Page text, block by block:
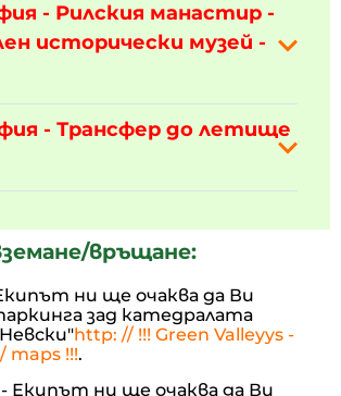
- Рилския манастир -
исторически музей -
- Трансфер до летище
връщане:
ни ще очаква да Ви
зад катедралата
http: // !!! Green Valleyys -
maps !!!.
- Екипът ни ще очаква да Ви